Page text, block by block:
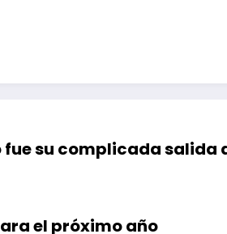
su complicada salida
el próximo año